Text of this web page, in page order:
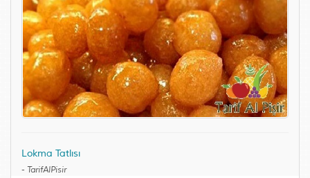
Lokma Tatlısı
- TarifAlPisir